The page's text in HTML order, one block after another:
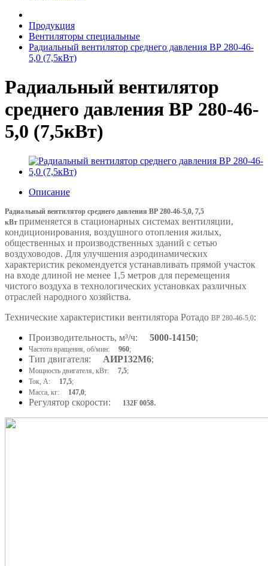
Продукция
Вентиляторы специальные
Радиальный вентилятор среднего давления ВР 280-46-
5,0 (7,5кВт)
Радиальный вентилятор
среднего давления ВР 280-46-
5,0 (7,5кВт)
Описание
Радиальный вентилятор среднего давления ВР 280-46-5,0, 7,5
кВт применяется в стационарных системах вентиляции,
кондиционирования, воздушного отопления жилых,
общественных и производственных зданий с сетью
воздуховодов. Для улучшения аэродинамических
характеристик рекомендуется устанавливать прямой участок
на входе длиной не менее 1,5 метров для перемещения
чистого воздуха в технологических установках различных
отраслей народного хозяйства.
Технические характеристики вентилятора Ротадо ВР 280-46-5,0:
Производительность, м³/ч: 5000-14150;
Частота вращения, об/мин: 960;
Тип двигателя: АИР132M6;
Мощность двигателя, кВт: 7,5;
Ток, А: 17,5;
Масса, кг: 147,0;
Регулятор скорости: 132F 0058.